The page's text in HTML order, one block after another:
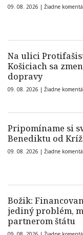
09. 08. 2026 | Žiadne
Na ulici
Košiciach sa
dopravy
09. 08. 2026 | Žiadne
Pripomíname si
Benediktu od
09. 08. 2026 | Žiadne
Božik:
jediný problém,
partnerom štátu